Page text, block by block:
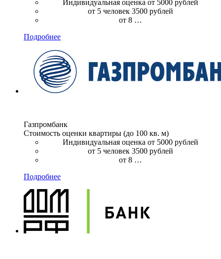
Индивидуальная оценка от 5000 рублей
от 5 человек 3500 рублей
от 8 …
Подробнее
Газпромбанк
Стоимость оценки квартиры (до 100 кв. м)
Индивидуальная оценка от 5000 рублей
от 5 человек 3500 рублей
от 8 …
Подробнее